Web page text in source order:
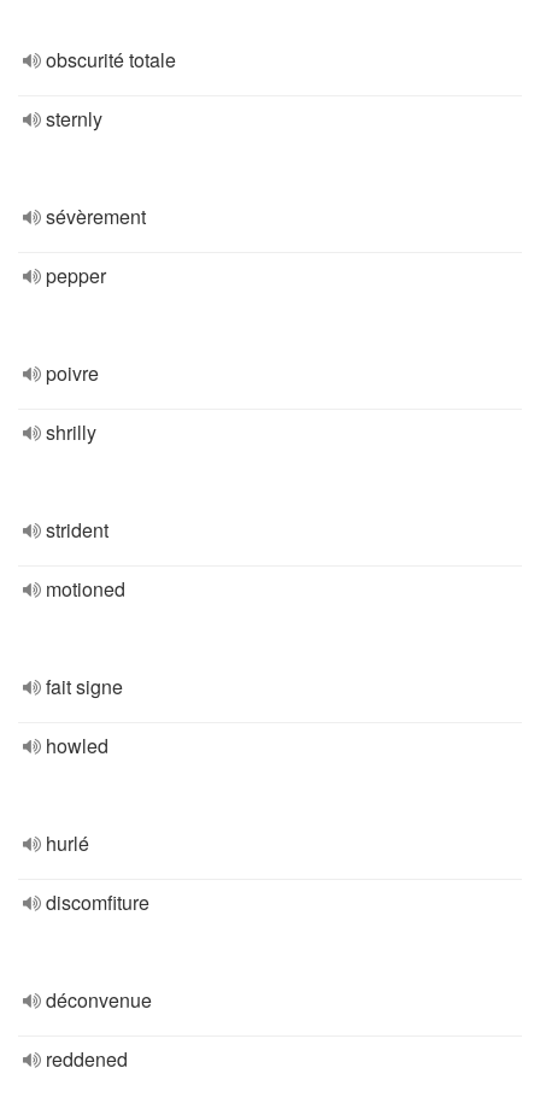
obscurité totale
sternly
sévèrement
pepper
poivre
shrilly
strident
motioned
fait signe
howled
hurlé
discomfiture
déconvenue
reddened